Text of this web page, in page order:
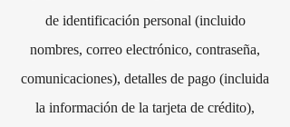
de identificación personal (incluido
nombres, correo electrónico, contraseña,
comunicaciones), detalles de pago (incluida
la información de la tarjeta de crédito),